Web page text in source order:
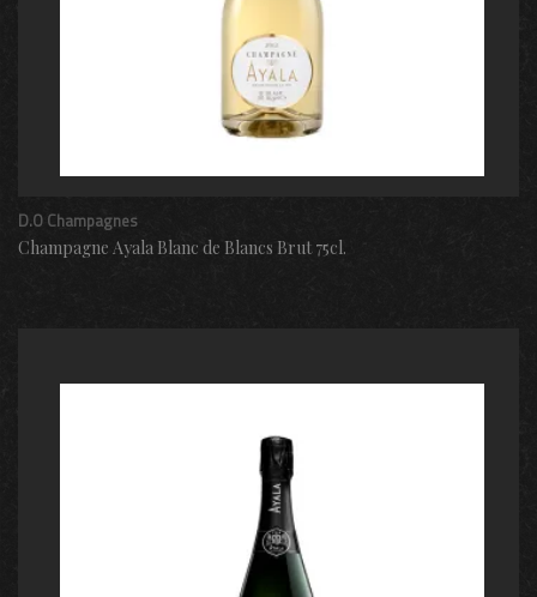
D.O Champagnes
Champagne Ayala Blanc de Blancs Brut 75cl.